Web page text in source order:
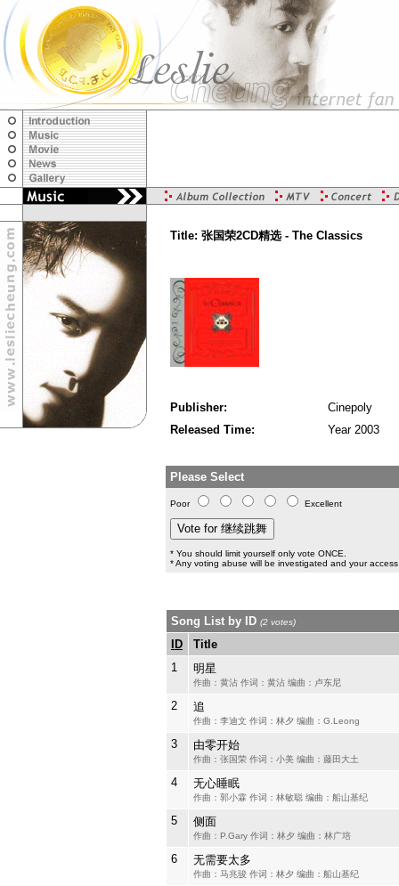
Title: 张国荣2CD精选 - The Classics
Publisher:
Cinepoly
Released Time:
Year 2003
Please Select
Poor Excellent
* You should limit yourself only vote ONCE.
* Any voting abuse will be investigated and your
Song List by ID (2 votes)
ID
Title
1
明星
作曲：黄沾 作词：黄沾 编曲：卢东尼
2 追
作曲：李迪文 作词：林夕 编曲：G.Leong
3 由零开始
作曲：张国荣 作词：小美 编曲：藤田大土
4 无心睡眠
作曲：郭小霖 作词：林敏聪 编曲：船山基纪
5 侧面
作曲：P.Gary 作词：林夕 编曲：林广培
6 无需要太多
作曲：马兆骏 作词：林夕 编曲：船山基纪